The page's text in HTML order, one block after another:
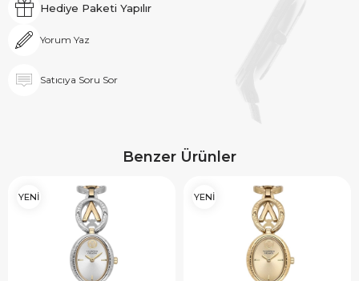
Hediye Paketi Yapılır
Yorum Yaz
Satıcıya Soru Sor
Benzer Ürünler
YENİ YENİ